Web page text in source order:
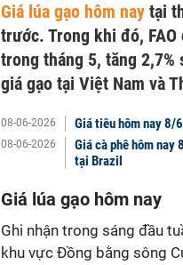
Giá lúa gạo hôm nay tại
trước. Trong khi đó, FAO
trong tháng 5, tăng
giá gạo tại Việt Nam và
08-06-2026 Giá tiêu hôm nay 8/
08-06-2026
Giá cà phê hôm
tại Brazil
Giá lúa gạo hôm nay
Ghi nhận trong sáng đầu
khu vực Đồng bằng sông